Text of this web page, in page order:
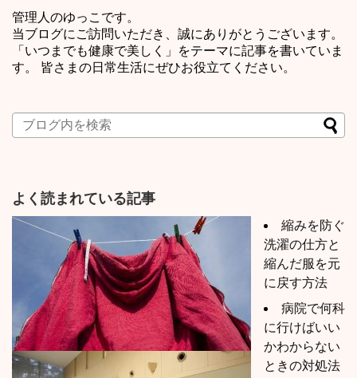
管理人のゆっこです。
当ブログにご訪問いただき、誠にありがとうございます。
「いつまでも健康で美しく」をテーマに記事を書いていま
す。 皆さまの日常生活にぜひお役立てください。
よく読まれている記事
縮みを防ぐ
洗濯の仕方と
縮んだ服を元
に戻す方法
病院で何科
に行けばいい
かわからない
ときの対処法